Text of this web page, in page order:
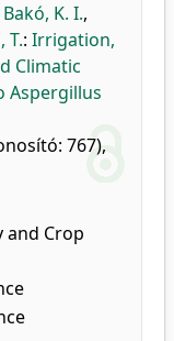
Bakó, K. I.,
T.: Irrigation,
Climatic
Aspergillus
767),
and Crop